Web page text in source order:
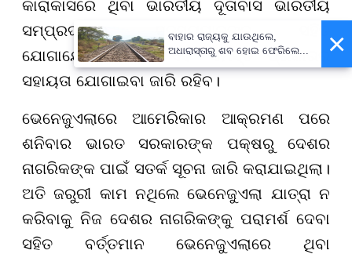
କାରାକାସରେ ଥିବା ଭାରତୀୟ ଦୂତାବାସ ଭାରତୀୟ
ସମ୍ପ୍ରଦାୟର ସଦସ୍ୟମାନଙ୍କ ସହିତ
ଯୋଗାଯୋଗରେ ଅଛି ଏବଂ ସମସ୍ତ ପ୍ରକାରର
ସହାୟତା ଯୋଗାଇବା ଜାରି ରହିବ।
ଭେନେଜୁଏଲାରେ ଆମେରିକାର ଆକ୍ରମଣ ପରେ
ଶନିବାର ଭାରତ ସରକାରଙ୍କ ପକ୍ଷରୁ ଦେଶର
ନାଗରିକଙ୍କ ପାଇଁ ସତର୍କ ସୂଚନା ଜାରି କରାଯାଇଥିଲା।
ଅତି ଜରୁରୀ କାମ ନଥିଲେ ଭେନେଜୁଏଲା ଯାତ୍ରା ନ
କରିବାକୁ ନିଜ ଦେଶର ନାଗରିକଙ୍କୁ ପରାମର୍ଶ ଦେବା
ସହିତ ବର୍ତ୍ତମାନ ଭେନେଜୁଏଲାରେ ଥିବା
×
ବାହାର ରାଜ୍ୟକୁ ଯାଉଥିଲେ,
ଅଧାରାସ୍ତାରୁ ଶବ ହୋଇ ଫେରିଲେ...